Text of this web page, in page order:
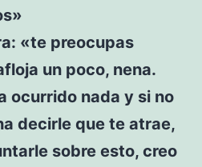
«te preocupas
un poco, nena.
ocurrido nada y si no
decirle que te atrae,
sobre esto, creo